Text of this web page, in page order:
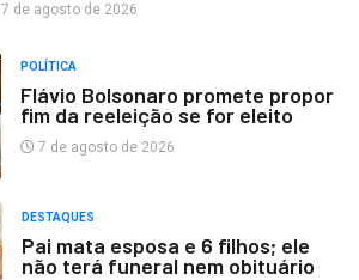
7 de agosto de 2026
POLÍTICA
Flávio Bolsonaro promete propor
fim da reeleição se for eleito
7 de agosto de 2026
DESTAQUES
Pai mata esposa e 6 filhos; ele
não terá funeral nem obituário